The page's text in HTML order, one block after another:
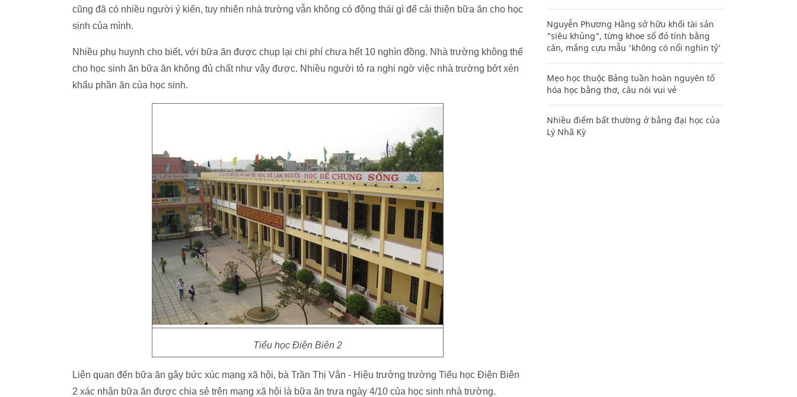
cũng đã có nhiều người ý kiến, tuy nhiên nhà trường vẫn không có động thái gì để cải thiện bữa ăn cho học
sinh của mình.
Nhiều phụ huynh cho biết, với bữa ăn được chụp lại chi phí chưa hết 10 nghìn đồng. Nhà trường không thể
cho học sinh ăn bữa ăn không đủ chất như vậy được. Nhiều người tỏ ra nghi ngờ việc nhà trường bớt xén
khẩu phần ăn của học sinh.
Tiểu học Điện Biên 2
Liên quan đến bữa ăn gây bức xúc mạng xã hội, bà Trần Thị Vân - Hiệu trưởng trường Tiểu học Điện Biên
2 xác nhận bữa ăn được chia sẻ trên mạng xã hội là bữa ăn trưa ngày 4/10 của học sinh nhà trường.
Nguyễn Phương Hằng sở hữu khối tài sản
"siêu khủng", từng khoe sổ đỏ tính bằng
cân, mắng cựu mẫu 'không có nổi nghìn tỷ'
Mẹo học thuộc Bảng tuần hoàn nguyên tố
hóa học bằng thơ, câu nói vui vẻ
Nhiều điểm bất thường ở bằng đại học của
Lý Nhã Kỳ